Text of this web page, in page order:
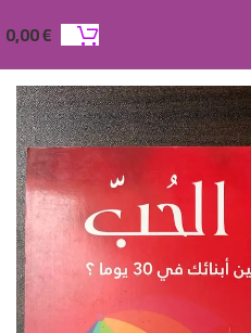
0,00€